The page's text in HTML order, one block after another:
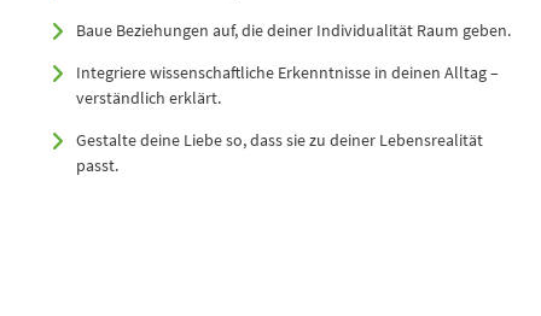
Baue Beziehungen auf, die deiner Individualität Raum geben.
Integriere wissenschaftliche Erkenntnisse in deinen Alltag –
verständlich erklärt.
Gestalte deine Liebe so, dass sie zu deiner Lebensrealität
passt.